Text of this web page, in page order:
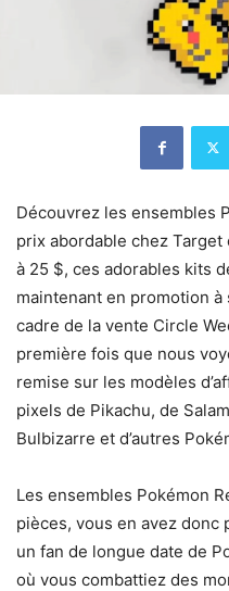
Découvrez les ensembles
prix abordable chez
à 25 $, ces adorables kits
maintenant en promotion
cadre de la vente Circle
première fois que nous
remise sur les modèles
pixels de Pikachu, de
Bulbizarre et d’autres
Les ensembles Pokémon
pièces, vous en avez donc
un fan de longue date de
où vous combattiez des